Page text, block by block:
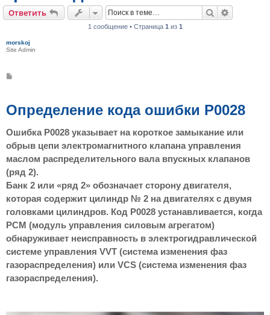
Ответить Поиск
1 сообщение • Страница 1 из 1
morskoj
Site Admin
щ
е
е
Определение кода ошибки P0028
Ошибка P0028 указывает на короткое замыкание или
обрыв цепи электромагнитного клапана управления
маслом распределительного вала впускных клапанов
(ряд 2).
Банк 2 или «ряд 2» обозначает сторону двигателя,
которая содержит цилиндр № 2 на двигателях с двумя
головками цилиндров. Код P0028 устанавливается, когда
PCM (модуль управления силовым агрегатом)
обнаруживает неисправность в электрогидравлической
системе управления VVT (система изменения фаз
газораспределения) или VCS (система изменения фаз
газораспределения).